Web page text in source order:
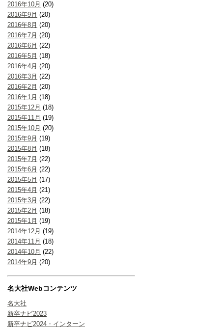
2016年10月 (20)
2016年9月 (20)
2016年8月 (20)
2016年7月 (20)
2016年6月 (22)
2016年5月 (18)
2016年4月 (20)
2016年3月 (22)
2016年2月 (20)
2016年1月 (18)
2015年12月 (18)
2015年11月 (19)
2015年10月 (20)
2015年9月 (19)
2015年8月 (18)
2015年7月 (22)
2015年6月 (22)
2015年5月 (17)
2015年4月 (21)
2015年3月 (22)
2015年2月 (18)
2015年1月 (19)
2014年12月 (19)
2014年11月 (18)
2014年10月 (22)
2014年9月 (20)
名大社Webコンテンツ
名大社
新卒ナビ2023
新卒ナビ2024・インターン